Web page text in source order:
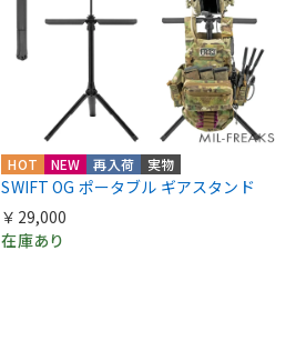
HOT NEW 再入荷 実物
SWIFT OG ポータブル ギアスタンド
￥29,000
在庫あり